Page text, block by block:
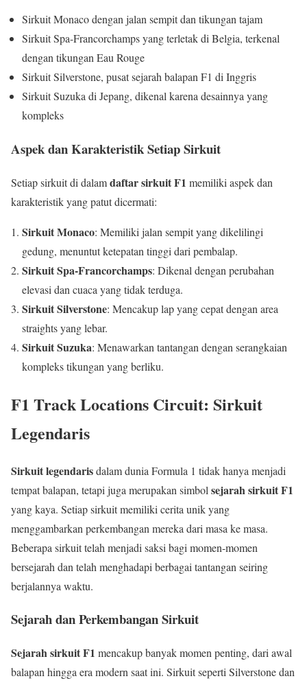
Sirkuit Monaco dengan jalan sempit dan tikungan tajam
Sirkuit Spa-Francorchamps yang terletak di Belgia, terkenal
dengan tikungan Eau Rouge
Sirkuit Silverstone, pusat sejarah balapan F1 di Inggris
Sirkuit Suzuka di Jepang, dikenal karena desainnya yang
kompleks
Aspek dan Karakteristik Setiap Sirkuit
Setiap sirkuit di dalamdaftar sirkuit F1 memiliki aspek dan
karakteristik yang patut dicermati:
Sirkuit Monaco: Memiliki jalan sempit yang dikelilingi
gedung, menuntut ketepatan tinggi dari pembalap.
Sirkuit Spa-Francorchamps: Dikenal dengan perubahan
elevasi dan cuaca yang tidak terduga.
Sirkuit Silverstone: Mencakup lap yang cepat dengan area
straights yang lebar.
Sirkuit Suzuka: Menawarkan tantangan dengan serangkaian
kompleks tikungan yang berliku.
F1 Track Locations Circuit: Sirkuit
Legendaris
Sirkuit legendarisdalam dunia Formula 1 tidak hanya menjadi
tempat balapan, tetapi juga merupakan simbol sejarah sirkuit F1
yang kaya. Setiap sirkuit memiliki cerita unik yang
menggambarkan perkembangan mereka dari masa ke masa.
Beberapa sirkuit telah menjadi saksi bagi momen-momen
bersejarah dan telah menghadapi berbagai tantangan seiring
berjalannya waktu.
Sejarah dan Perkembangan Sirkuit
Sejarah sirkuit F1 mencakup banyak momen penting, dari awal
balapan hingga era modern saat ini. Sirkuit seperti Silverstone dan